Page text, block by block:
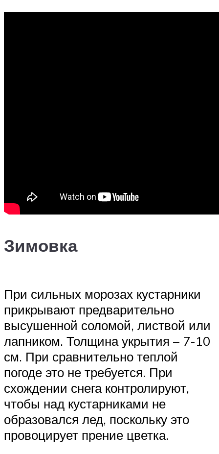
Зимовка
При сильных морозах кустарники
прикрывают предварительно
высушенной соломой, листвой или
лапником. Толщина укрытия – 7-10
см. При сравнительно теплой
погоде это не требуется. При
схождении снега контролируют,
чтобы над кустарниками не
образовался лед, поскольку это
провоцирует прение цветка.